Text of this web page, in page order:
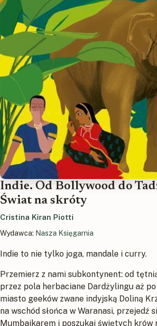
Indie. Od Bollywood do
Świat na skróty
Cristina Kiran Piotti
Wydawca: Nasza Księgarnia
Indie to nie tylko joga, mandale i curry.
Przemierz z nami subkontynent: od
przez pola herbaciane Dardżylingu aż po
miasto geeków zwane indyjską Doliną
na wschód słońca w Waranasi, przejedź
Mumbajkarem i poszukaj świętych krów